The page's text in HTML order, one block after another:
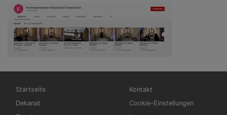
Hauptnavigation
Startseite
Dekanat
Fußbereichsmenü
Kontakt
Cookie-Einstellungen